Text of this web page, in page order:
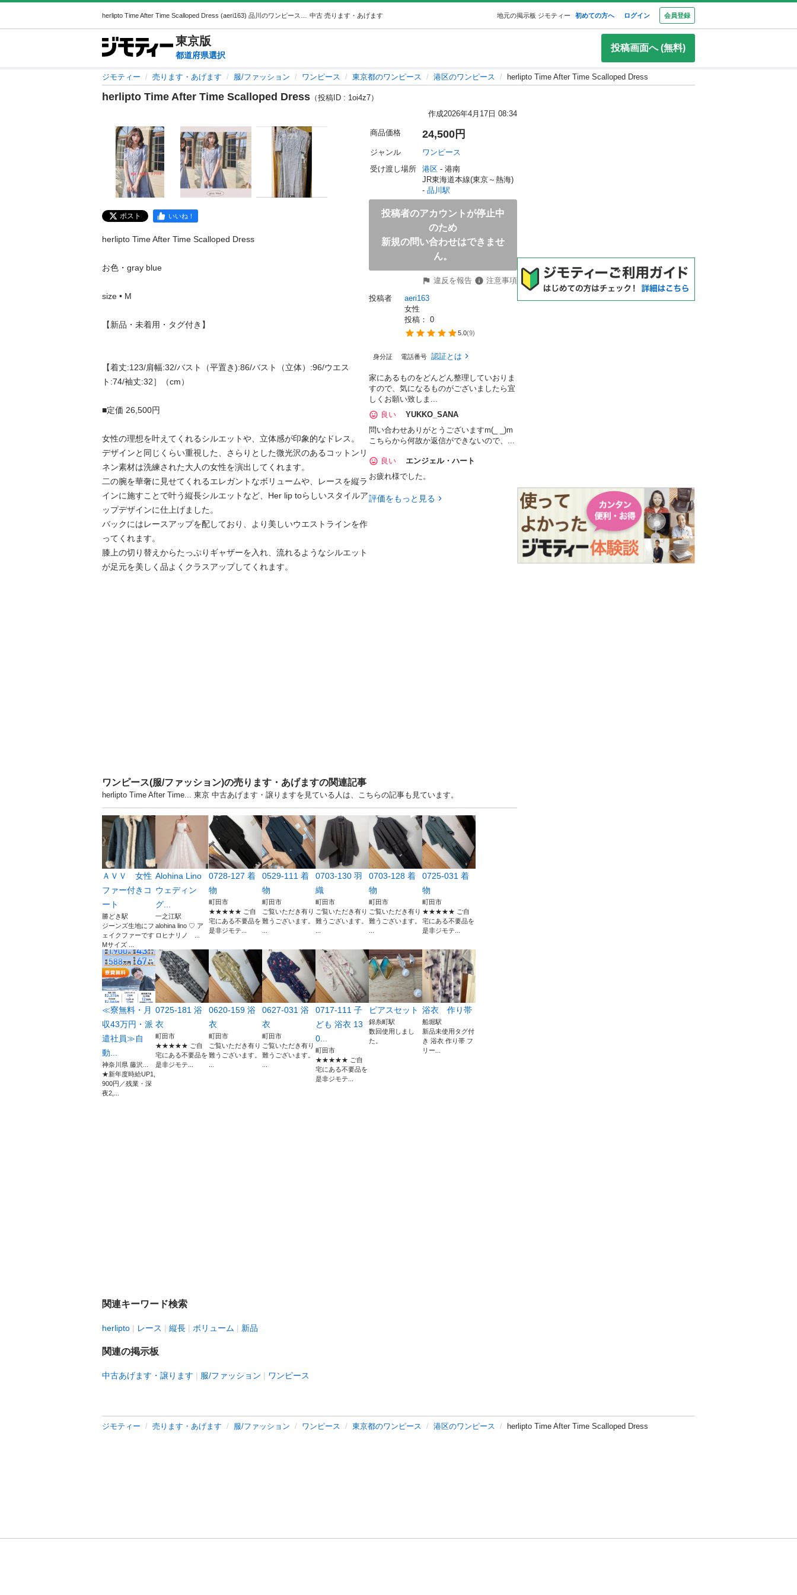
中古 売ります・あげます 地元の掲示板 ジモティー 初めての方へ ログイン 会員登録
東京版
都道府県選択
投稿画面へ (無料)
ジモティー 売ります・あげます 服/ファッション ワンピース 東京都のワンピース 港区のワンピース herlipto Time After Time Scalloped Dress
herlipto Time After Time Scalloped Dress （投稿ID : 1oi4z7）
作成2026年4月17日 08:34
ポスト いいね！
herlipto Time After Time Scalloped Dress
お色・gray blue
size • M
【新品・未着用・タグ付き】
【着丈:123/肩幅:32/バスト（平置き):86/バスト（立体）:96/ウエス
ト:74/袖丈:32］（cm）
■定価 26,500円
女性の理想を叶えてくれるシルエットや、立体感が印象的なドレス。
デザインと同じくらい重視した、さらりとした微光沢のあるコットンリ
ネン素材は洗練された大人の女性を演出してくれます。
二の腕を華奢に見せてくれるエレガントなボリュームや、レースを縦ラ
インに施すことで叶う縦長シルエットなど、Her lip toらしいスタイルア
ップデザインに仕上げました。
バックにはレースアップを配しており、より美しいウエストラインを作
ってくれます。
膝上の切り替えからたっぷりギャザーを入れ、流れるようなシルエット
が足元を美しく品よくクラスアップしてくれます。
商品価格 24,500円
ジャンル
ワンピース
受け渡し場所
港区 - 港南
JR東海道本線(東京～熱海)
- 品川駅
投稿者のアカウントが停止中
のため
新規の問い合わせはできませ
ん。
違反を報告
注意事項
投稿者
aeri163
女性
投稿： 0
5.0(9)
身分証 電話番号 認証とは
家にあるものをどんどん整理していおりま
すので、気になるものがございましたら宜
しくお願い致しま...
良い
YUKKO_SANA
問い合わせありがとうございますm(_ _)m
こちらから何故か返信ができないので、...
良い
エンジェル・ハート
お疲れ様でした。
評価をもっと見る
ワンピース(服/ファッション)の売ります・あげますの関連記事
herlipto Time After Time... 東京 中古あげます・譲りますを見ている人は、こちらの記事も見ています。
ＡＶＶ 女性
ファー付きコ
ート
勝どき駅
ジーンズ生地にフ
ェイクファーです
Mサイズ ...
Alohina Lino
ウェディン
グ...
一之江駅
alohina lino ♡ ア
ロヒナリノ ...
0728-127 着
物
町田市
★★★★★ ご自
宅にある不要品を
是非ジモテ...
0529-111 着
物
町田市
ご覧いただき有り
難うございます。
0703-130 羽
織
町田市
ご覧いただき有り
難うございます。
0703-128 着
物
町田市
ご覧いただき有り
難うございます。
0725-031 着
物
町田市
★★★★★ ご自
宅にある不要品を
是非ジモテ...
≪寮無料・月
収43万円・派
遣社員≫自
動...
神奈川県 藤沢...
★新年度時給UP1,
900円／残業・深
夜2,...
0725-181 浴
衣
町田市
★★★★★ ご自
宅にある不要品を
是非ジモテ...
0620-159 浴
衣
町田市
ご覧いただき有り
難うございます。
0627-031 浴
衣
町田市
ご覧いただき有り
難うございます。
0717-111 子
ども 浴衣 13
0...
町田市
★★★★★ ご自
宅にある不要品を
是非ジモテ...
ピアスセット
錦糸町駅
数回使用しまし
た。
浴衣 作り帯
船堀駅
新品未使用タグ付
き 浴衣 作り帯 フ
リー...
関連キーワード検索
herlipto レース 縦長 ボリューム 新品
関連の掲示板
中古あげます・譲ります 服/ファッション ワンピース
ジモティー 売ります・あげます 服/ファッション ワンピース 東京都のワンピース 港区のワンピース herlipto Time After Time Scalloped Dress